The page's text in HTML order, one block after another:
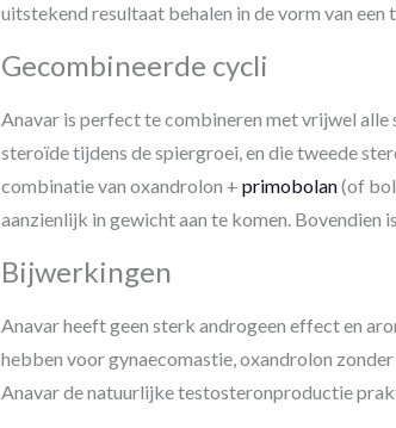
uitstekend resultaat behalen in de vorm van een
Gecombineerde cycli
Anavar is perfect te combineren met vrijwel
steroïde tijdens de spiergroei, en die tweede
combinatie van oxandrolon + primobolan(of
aanzienlijk in gewicht aan te komen.
Bijwerkingen
Anavar heeft geen sterk androgeen effect en
hebben voor gynaecomastie, oxandrolon
Anavar de natuurlijke testosteronproductie